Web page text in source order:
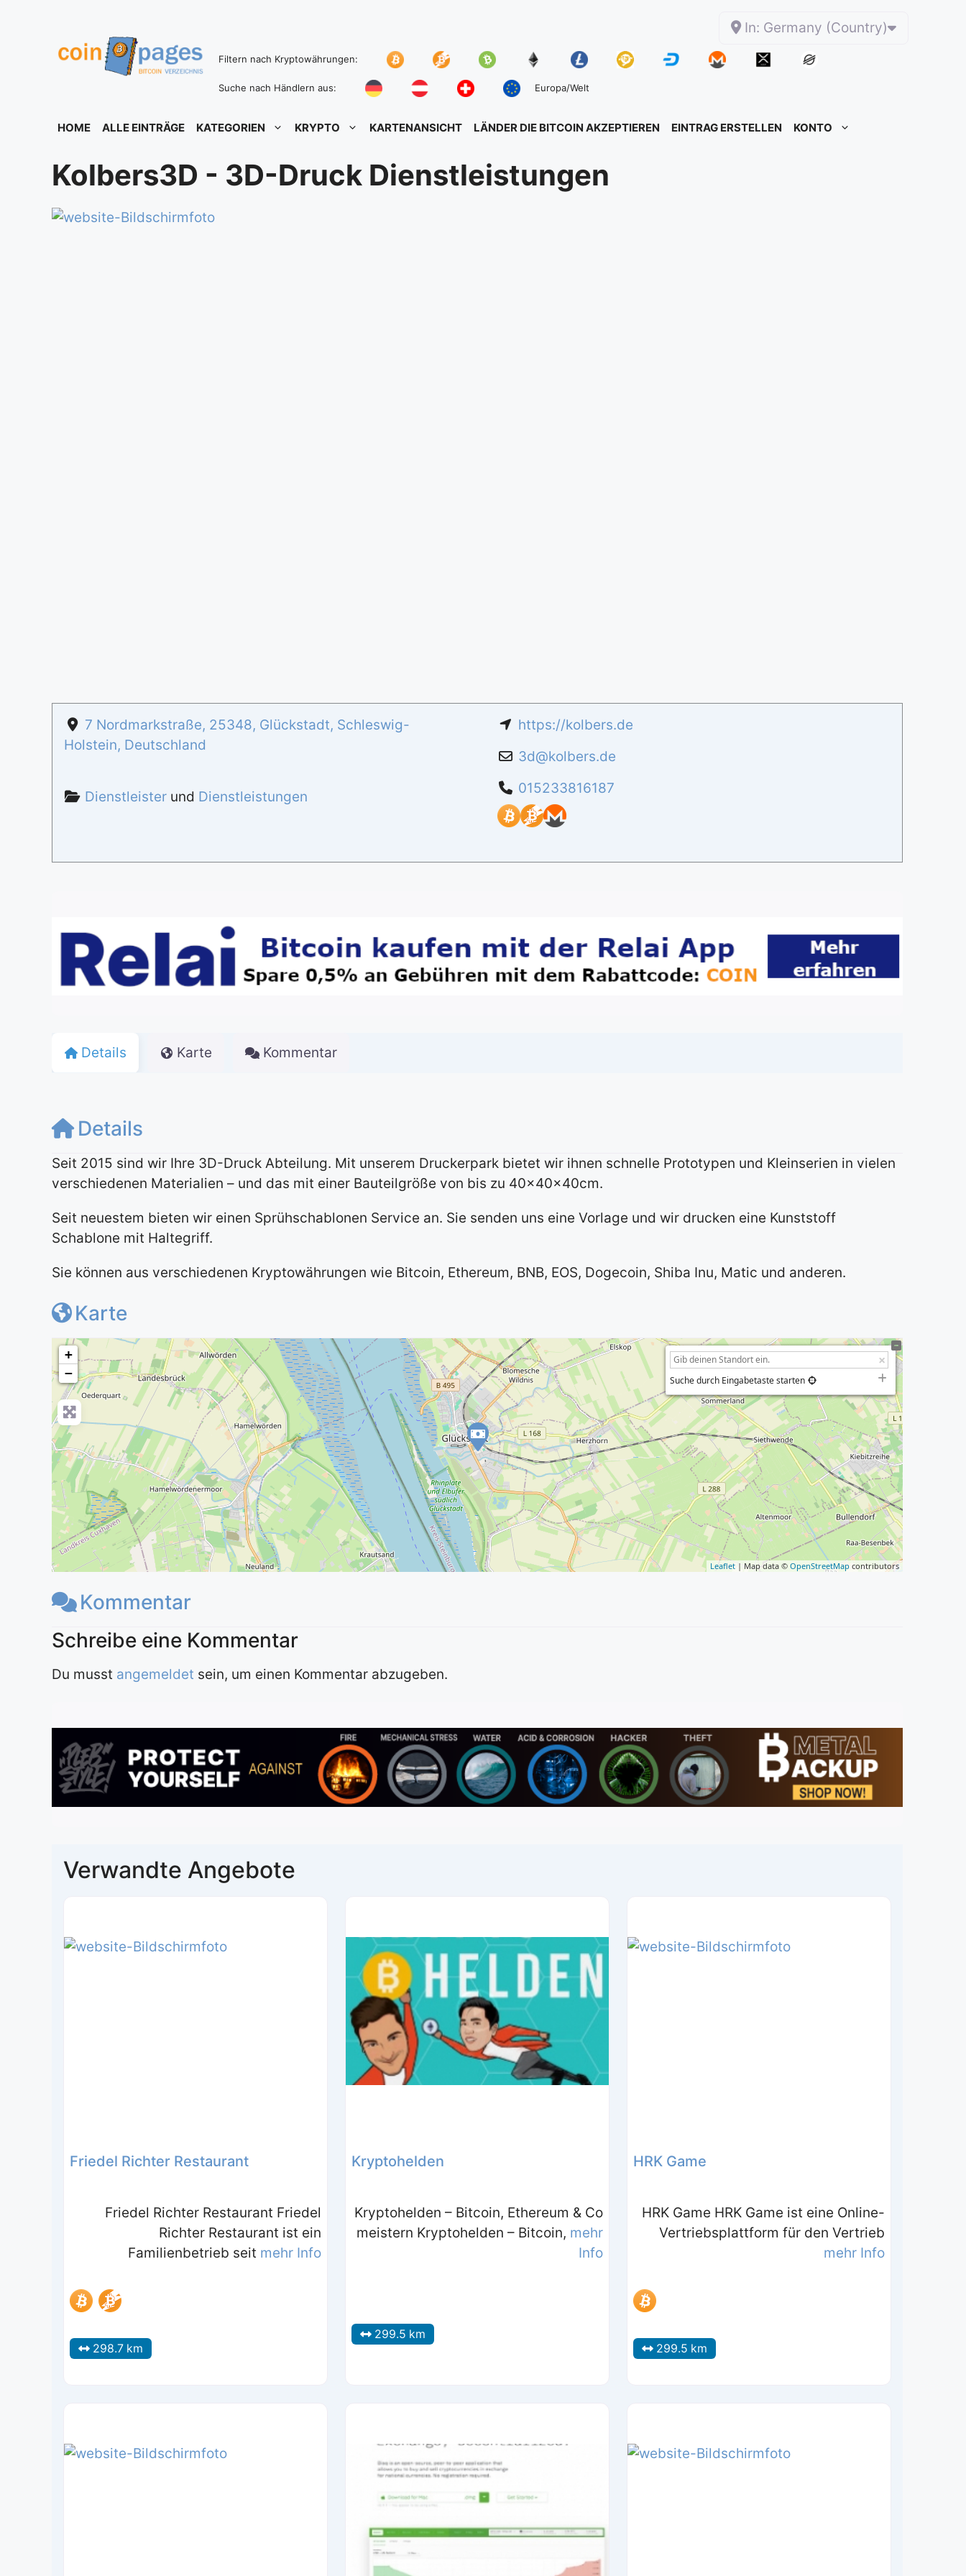
In: Germany (Country)
Filtern nach Kryptowährungen:
Suche nach Händlern aus: Europa/Welt
HOME ALLE EINTRÄGE KATEGORIEN KRYPTO KARTENANSICHT LÄNDER DIE BITCOIN AKZEPTIEREN EINTRAG ERSTELLEN KONTO
Kolbers3D - 3D-Druck Dienstleistungen
7 Nordmarkstraße, 25348, Glückstadt, Schleswig-
Holstein, Deutschland
Dienstleisterund Dienstleistungen
https://kolbers.de
3d@kolbers.de
015233816187
Details Karte Kommentar
Details
Seit 2015 sind wir Ihre 3D-Druck Abteilung. Mit unserem Druckerpark bietet wir ihnen schnelle Prototypen und Kleinserien in vielen
verschiedenen Materialien – und das mit einer Bauteilgröße von bis zu 40x40x40cm.
Seit neuestem bieten wir einen Sprühschablonen Service an. Sie senden uns eine Vorlage und wir drucken eine Kunststoff
Schablone mit Haltegriff.
Sie können aus verschiedenen Kryptowährungen wie Bitcoin, Ethereum, BNB, EOS, Dogecoin, Shiba Inu, Matic und anderen.
Karte
+
−
Suche durch Eingabetaste starten
Leaflet | Map data © OpenStreetMap contributors
Kommentar
Du musst angemeldet sein, um einen Kommentar abzugeben.
Verwandte Angebote
Friedel Richter Restaurant
Friedel Richter Restaurant Friedel
Richter Restaurant ist ein
Familienbetrieb seit mehr Info
298.7 km
Kryptohelden
Kryptohelden – Bitcoin, Ethereum & Co
meistern Kryptohelden – Bitcoin, mehr
Info
299.5 km
HRK Game
HRK Game HRK Game ist eine Online-
Vertriebsplattform für den Vertrieb
mehr Info
299.5 km